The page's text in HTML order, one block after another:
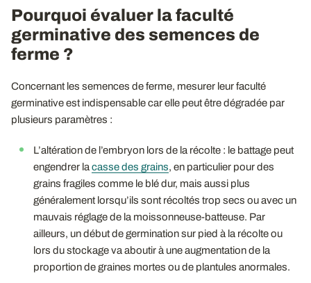
Pourquoi évaluer la faculté
germinative des semences de
ferme ?
Concernant les semences de ferme, mesurer leur faculté
germinative est indispensable car elle peut être dégradée par
plusieurs paramètres :
L’altération de l’embryon lors de la récolte : le battage peut
engendrer la casse des grains, en particulier pour des
grains fragiles comme le blé dur, mais aussi plus
généralement lorsqu’ils sont récoltés trop secs ou avec un
mauvais réglage de la moissonneuse-batteuse. Par
ailleurs, un début de germination sur pied à la récolte ou
lors du stockage va aboutir à une augmentation de la
proportion de graines mortes ou de plantules anormales.